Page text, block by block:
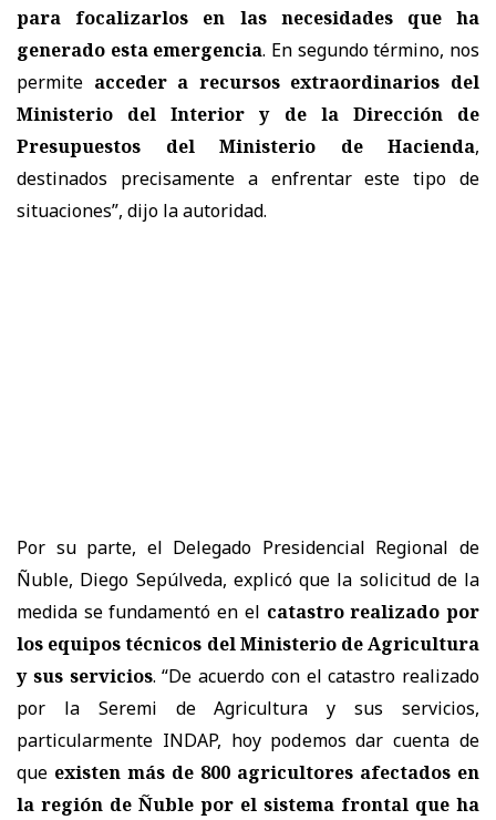
para focalizarlos en las necesidades que ha
generado esta emergencia. En segundo término, nos
permite acceder a recursos extraordinarios del
Ministerio del Interior y de la Dirección de
Presupuestos del Ministerio de Hacienda,
destinados precisamente a enfrentar este tipo de
situaciones”, dijo la autoridad.
Por su parte, el Delegado Presidencial Regional de
Ñuble, Diego Sepúlveda, explicó que la solicitud de la
medida se fundamentó en el catastro realizado por
los equipos técnicos del Ministerio de Agricultura
y sus servicios. “De acuerdo con el catastro realizado
por la Seremi de Agricultura y sus servicios,
particularmente INDAP, hoy podemos dar cuenta de
que existen más de 800 agricultores afectados en
la región de Ñuble por el sistema frontal que ha